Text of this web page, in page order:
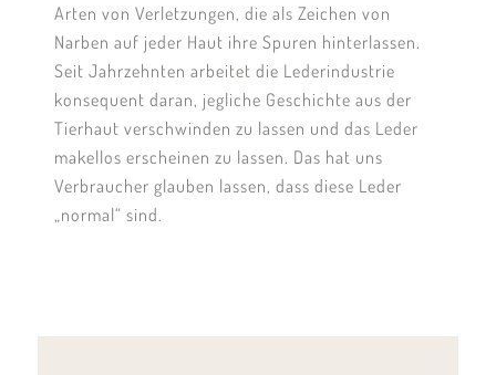
Arten von Verletzungen, die als Zeichen von
Narben auf jeder Haut ihre Spuren hinterlassen.
Seit Jahrzehnten arbeitet die Lederindustrie
konsequent daran, jegliche Geschichte aus der
Tierhaut verschwinden zu lassen und das Leder
makellos erscheinen zu lassen. Das hat uns
Verbraucher glauben lassen, dass diese Leder
„normal“ sind.